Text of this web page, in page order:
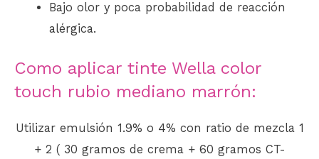
Bajo olor y poca probabilidad de reacción
alérgica.
Como aplicar tinte Wella color
touch rubio mediano marrón:
Utilizar emulsión 1.9% o 4% con ratio de mezcla 1
+ 2 ( 30 gramos de crema + 60 gramos CT-